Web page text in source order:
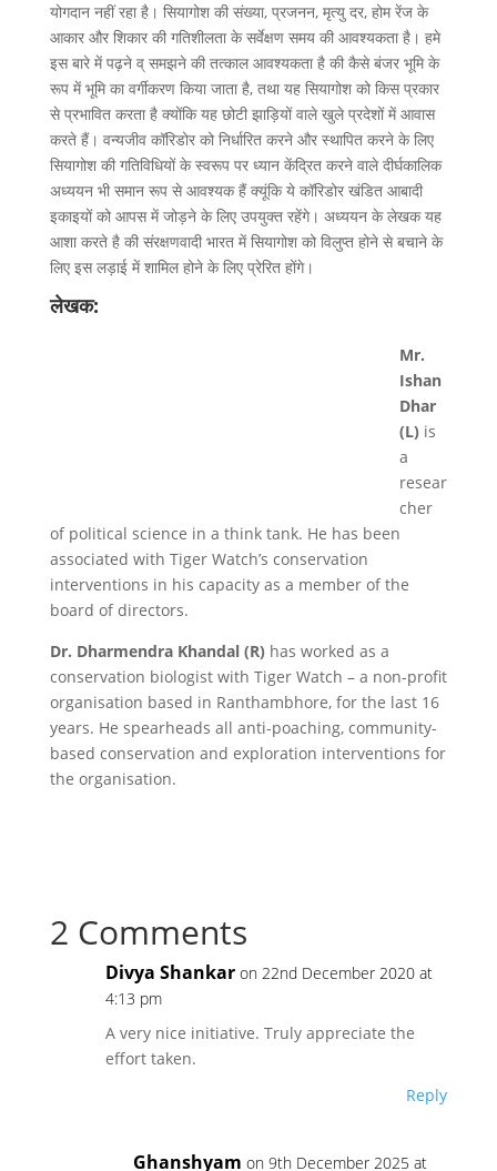
योगदान नहीं रहा है। सियागोश की संख्या, प्रजनन, मृत्यु दर, होम रेंज के
आकार और शिकार की गतिशीलता के सर्वेक्षण समय की आवश्यकता है। हमे
इस बारे में पढ़ने व् समझने की तत्काल आवश्यकता है की कैसे बंजर भूमि के
रूप में भूमि का वर्गीकरण किया जाता है, तथा यह सियागोश को किस प्रकार
से प्रभावित करता है क्योंकि यह छोटी झाड़ियों वाले खुले प्रदेशों में आवास
करते हैं। वन्यजीव कॉरिडोर को निर्धारित करने और स्थापित करने के लिए
सियागोश की गतिविधियों के स्वरूप पर ध्यान केंद्रित करने वाले दीर्घकालिक
अध्ययन भी समान रूप से आवश्यक हैं क्यूंकि ये कॉरिडोर खंडित आबादी
इकाइयों को आपस में जोड़ने के लिए उपयुक्त रहेंगे। अध्ययन के लेखक यह
आशा करते है की संरक्षणवादी भारत में सियागोश को विलुप्त होने से बचाने के
लिए इस लड़ाई में शामिल होने के लिए प्रेरित होंगे।
लेखक:
Mr.
Ishan
Dhar
(L) is
a
resear
cher
of political science in a think tank. He has been
associated with Tiger Watch’s conservation
interventions in his capacity as a member of the
board of directors.
Dr. Dharmendra Khandal (R) has worked as a
conservation biologist with Tiger Watch – a non-profit
organisation based in Ranthambhore, for the last 16
years. He spearheads all anti-poaching, community-
based conservation and exploration interventions for
the organisation.
2 Comments
Divya Shankar on 22nd December 2020 at
4:13 pm
A very nice initiative. Truly appreciate the
effort taken.
Reply
Ghanshyam on 9th December 2025 at